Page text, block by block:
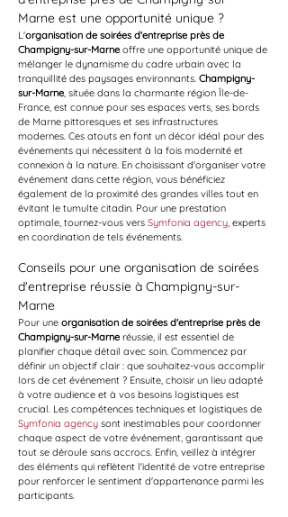
Marne est une opportunité unique ?
L'organisation de soirées d'entreprise près de
Champigny-sur-Marne offre une opportunité unique de
mélanger le dynamisme du cadre urbain avec la
tranquillité des paysages environnants. Champigny-
sur-Marne, située dans la charmante région Île-de-
France, est connue pour ses espaces verts, ses bords
de Marne pittoresques et ses infrastructures
modernes. Ces atouts en font un décor idéal pour des
événements qui nécessitent à la fois modernité et
connexion à la nature. En choisissant d'organiser votre
événement dans cette région, vous bénéficiez
également de la proximité des grandes villes tout en
évitant le tumulte citadin. Pour une prestation
optimale, tournez-vous vers Symfonia agency, experts
en coordination de tels événements.
Conseils pour une organisation de soirées
d'entreprise réussie à Champigny-sur-
Marne
Pour une organisation de soirées d'entreprise près de
Champigny-sur-Marne réussie, il est essentiel de
planifier chaque détail avec soin. Commencez par
définir un objectif clair : que souhaitez-vous accomplir
lors de cet événement ? Ensuite, choisir un lieu adapté
à votre audience et à vos besoins logistiques est
crucial. Les compétences techniques et logistiques de
Symfonia agency sont inestimables pour coordonner
chaque aspect de votre événement, garantissant que
tout se déroule sans accrocs. Enfin, veillez à intégrer
des éléments qui reflètent l'identité de votre entreprise
pour renforcer le sentiment d'appartenance parmi les
participants.